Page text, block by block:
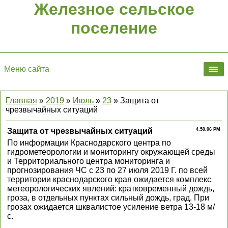
Железное сельское
поселение
Меню сайта
Главная » 2019 » Июль » 23 » Защита от
чрезвычайных ситуаций
4.50.06 PM
Защита от чрезвычайных ситуаций
По информации Краснодарского центра по
гидрометеорологии и мониторингу окружающей среды
и Территориального центра мониторинга и
прогнозирования ЧС с 23 по 27 июля 2019 Г. по всей
территории краснодарского края ожидается комплекс
метеорологических явлений: кратковременный дождь,
гроза, в отдельных пунктах сильный дождь, град. При
грозах ожидается шквалистое усиление ветра 13-18 м/
с.